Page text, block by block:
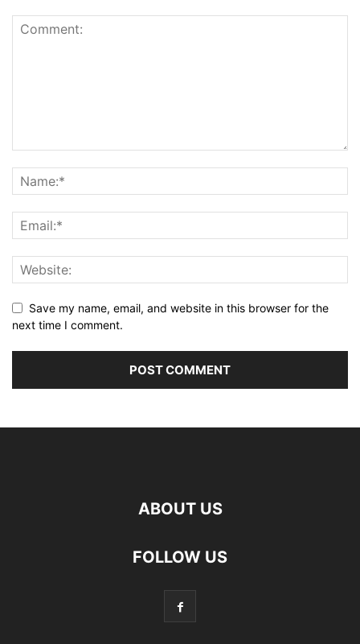
Save my name, email, and website in this browser for the
next time I comment.
ABOUT US
FOLLOW US